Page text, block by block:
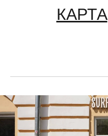
КАРТА